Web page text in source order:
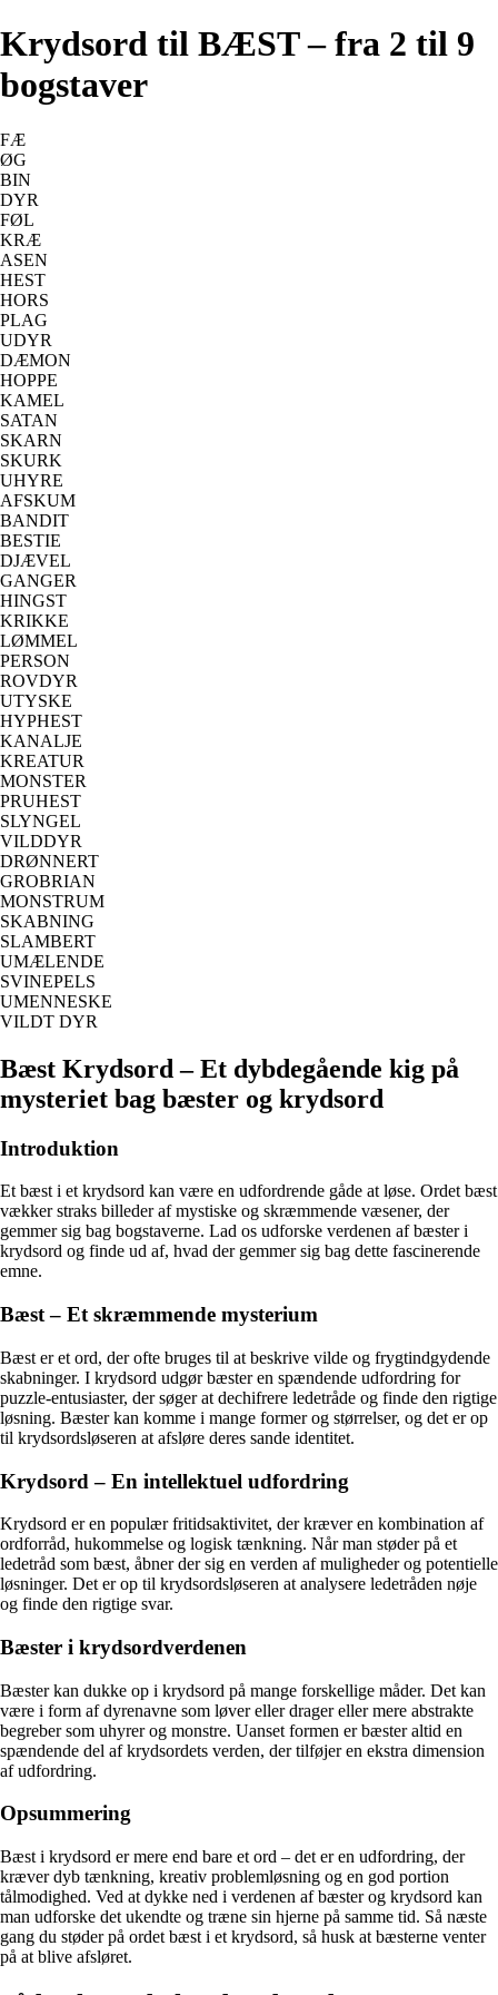
Krydsord til BÆST – fra 2 til 9
bogstaver
FÆ
ØG
BIN
DYR
FØL
KRÆ
ASEN
HEST
HORS
PLAG
UDYR
DÆMON
HOPPE
KAMEL
SATAN
SKARN
SKURK
UHYRE
AFSKUM
BANDIT
BESTIE
DJÆVEL
GANGER
HINGST
KRIKKE
LØMMEL
PERSON
ROVDYR
UTYSKE
HYPHEST
KANALJE
KREATUR
MONSTER
PRUHEST
SLYNGEL
VILDDYR
DRØNNERT
GROBRIAN
MONSTRUM
SKABNING
SLAMBERT
UMÆLENDE
SVINEPELS
UMENNESKE
VILDT DYR
Bæst Krydsord – Et dybdegående kig på
mysteriet bag bæster og krydsord
Introduktion
Et bæst i et krydsord kan være en udfordrende gåde at løse. Ordet bæst
vækker straks billeder af mystiske og skræmmende væsener, der
gemmer sig bag bogstaverne. Lad os udforske verdenen af bæster i
krydsord og finde ud af, hvad der gemmer sig bag dette fascinerende
emne.
Bæst – Et skræmmende mysterium
Bæst er et ord, der ofte bruges til at beskrive vilde og frygtindgydende
skabninger. I krydsord udgør bæster en spændende udfordring for
puzzle-entusiaster, der søger at dechifrere ledetråde og finde den rigtige
løsning. Bæster kan komme i mange former og størrelser, og det er op
til krydsordsløseren at afsløre deres sande identitet.
Krydsord – En intellektuel udfordring
Krydsord er en populær fritidsaktivitet, der kræver en kombination af
ordforråd, hukommelse og logisk tænkning. Når man støder på et
ledetråd som bæst, åbner der sig en verden af muligheder og potentielle
løsninger. Det er op til krydsordsløseren at analysere ledetråden nøje
og finde den rigtige svar.
Bæster i krydsordverdenen
Bæster kan dukke op i krydsord på mange forskellige måder. Det kan
være i form af dyrenavne som løver eller drager eller mere abstrakte
begreber som uhyrer og monstre. Uanset formen er bæster altid en
spændende del af krydsordets verden, der tilføjer en ekstra dimension
af udfordring.
Opsummering
Bæst i krydsord er mere end bare et ord – det er en udfordring, der
kræver dyb tænkning, kreativ problemløsning og en god portion
tålmodighed. Ved at dykke ned i verdenen af bæster og krydsord kan
man udforske det ukendte og træne sin hjerne på samme tid. Så næste
gang du støder på ordet bæst i et krydsord, så husk at bæsterne venter
på at blive afsløret.